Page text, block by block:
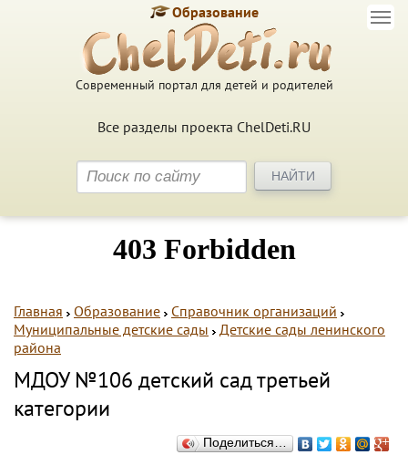
Современный портал для детей и родителей
Все разделы проекта ChelDeti.RU
Образование
Главная Образование
Справочник организаций
Муниципальные детские сады
Детские сады ленинского
района
МДОУ №106 детский сад третьей
категории
Поделиться…